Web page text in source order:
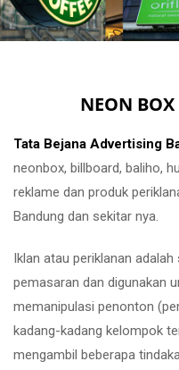
NEON
Tata Bejana Advertising
neonbox, billboard, baliho,
reklame dan produk
Bandung dan sekitar nya.
Iklan atau periklanan
pemasaran dan digunakan
memanipulasi penonton
kadang-kadang kelompok
mengambil beberapa